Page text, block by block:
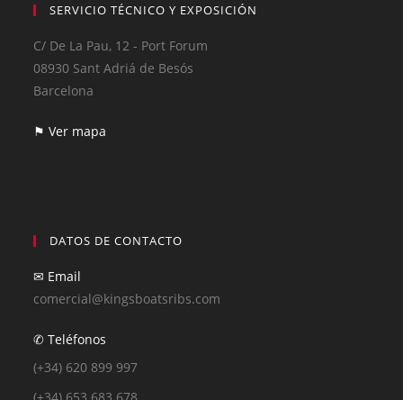
SERVICIO TÉCNICO Y EXPOSICIÓN
C/ De La Pau, 12 - Port Forum
08930 Sant Adriá de Besós
Barcelona
⚑ Ver mapa
DATOS DE CONTACTO
✉ Email
comercial@kingsboatsribs.com
✆ Teléfonos
(+34) 620 899 997
(+34) 653 683 678